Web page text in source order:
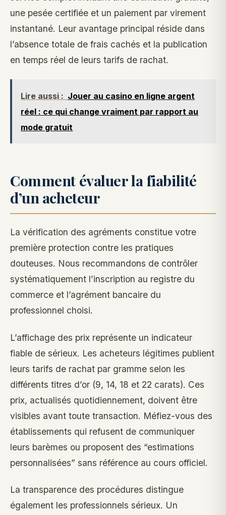
une pesée certifiée et un paiement par virement
instantané. Leur avantage principal réside dans
l’absence totale de frais cachés et la publication
en temps réel de leurs tarifs de rachat.
Lire aussi : Jouer au casino en ligne argent
réel : ce qui change vraiment par rapport au
mode gratuit
Comment évaluer la fiabilité
d’un acheteur
La vérification des agréments constitue votre
première protection contre les pratiques
douteuses. Nous recommandons de contrôler
systématiquement l’inscription au registre du
commerce et l’agrément bancaire du
professionnel choisi.
L’affichage des prix représente un indicateur
fiable de sérieux. Les acheteurs légitimes publient
leurs tarifs de rachat par gramme selon les
différents titres d’or (9, 14, 18 et 22 carats). Ces
prix, actualisés quotidiennement, doivent être
visibles avant toute transaction. Méfiez-vous des
établissements qui refusent de communiquer
leurs barèmes ou proposent des “estimations
personnalisées” sans référence au cours officiel.
La transparence des procédures distingue
également les professionnels sérieux. Un